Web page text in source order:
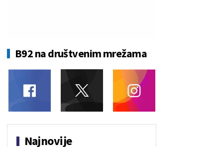
B92 na društvenim mrežama
Najnovije